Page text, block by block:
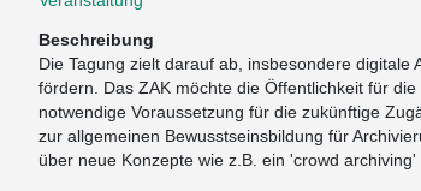
Beschreibung
Die Tagung zielt darauf ab, insbesondere
fördern. Das ZAK möchte die Öffentlichkeit für
notwendige Voraussetzung für die zukünftige
zur allgemeinen Bewusstseinsbildung für
über neue Konzepte wie z.B. ein 'crowd archiving'